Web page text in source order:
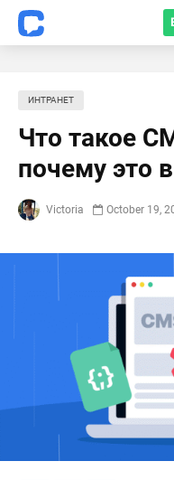
ИНТРАНЕТ
Что такое
почему это
Victoria October 19,